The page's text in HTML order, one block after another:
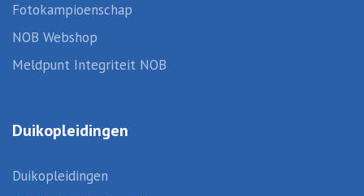
Fotokampioenschap
NOB Webshop
Meldpunt Integriteit NOB
Duikopleidingen
Duikopleidingen